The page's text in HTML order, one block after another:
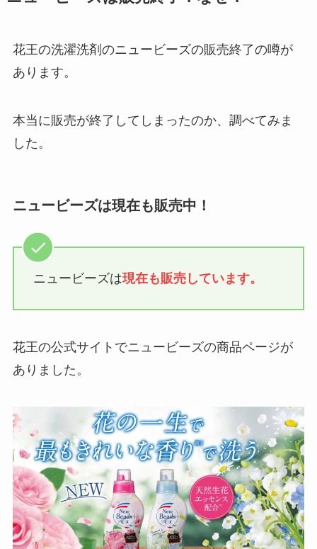
花王の洗濯洗剤のニュービーズの販売終了の噂が
あります。
本当に販売が終了してしまったのか、調べてみま
した。
ニュービーズは現在も販売中！
ニュービーズは現在も販売しています。
花王の公式サイトでニュービーズの商品ページが
ありました。